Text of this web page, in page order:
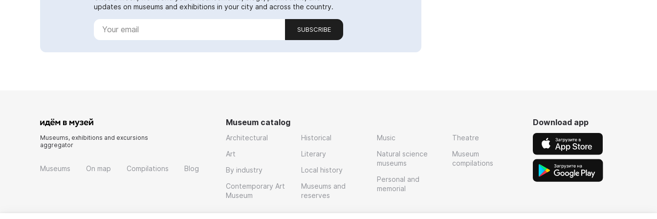
updates on museums and exhibitions in your city and across the country.
SUBSCRIBE
Museums, exhibitions and excursions
aggregator
Museums On map Compilations Blog
Museum catalog
Architectural
Art
By industry
Contemporary Art
Museum
Historical
Literary
Local history
Museums and
reserves
Music
Natural science
museums
Personal and
memorial
Theatre
Museum
compilations
Download app